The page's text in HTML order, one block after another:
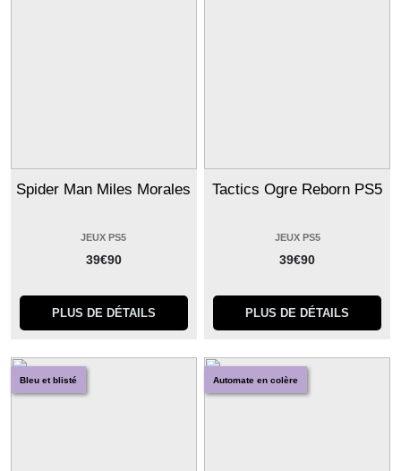
Spider Man Miles Morales
JEUX PS5
39€90
PLUS DE DÉTAILS
Tactics Ogre Reborn PS5
JEUX PS5
39€90
PLUS DE DÉTAILS
Bleu et blisté Automate en colère